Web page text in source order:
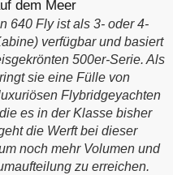
640 Fly ist als 3- oder 4-
verfügbar und basiert
500er-Serie. Als
sie eine Fülle von
Flybridgeyachten
es in der Klasse bisher
die Werft bei dieser
noch mehr Volumen und
zu erreichen.